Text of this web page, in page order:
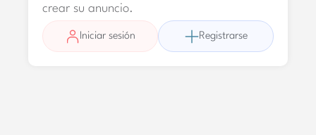
crear su anuncio.
Iniciar sesión Registrarse